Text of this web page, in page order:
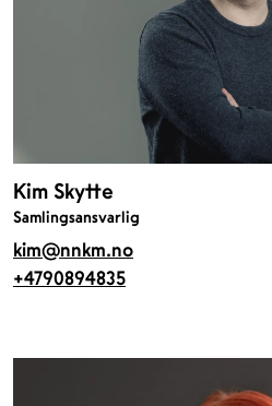
Kim Skytte
Samlingsansvarlig
kim@nnkm.no
+4790894835